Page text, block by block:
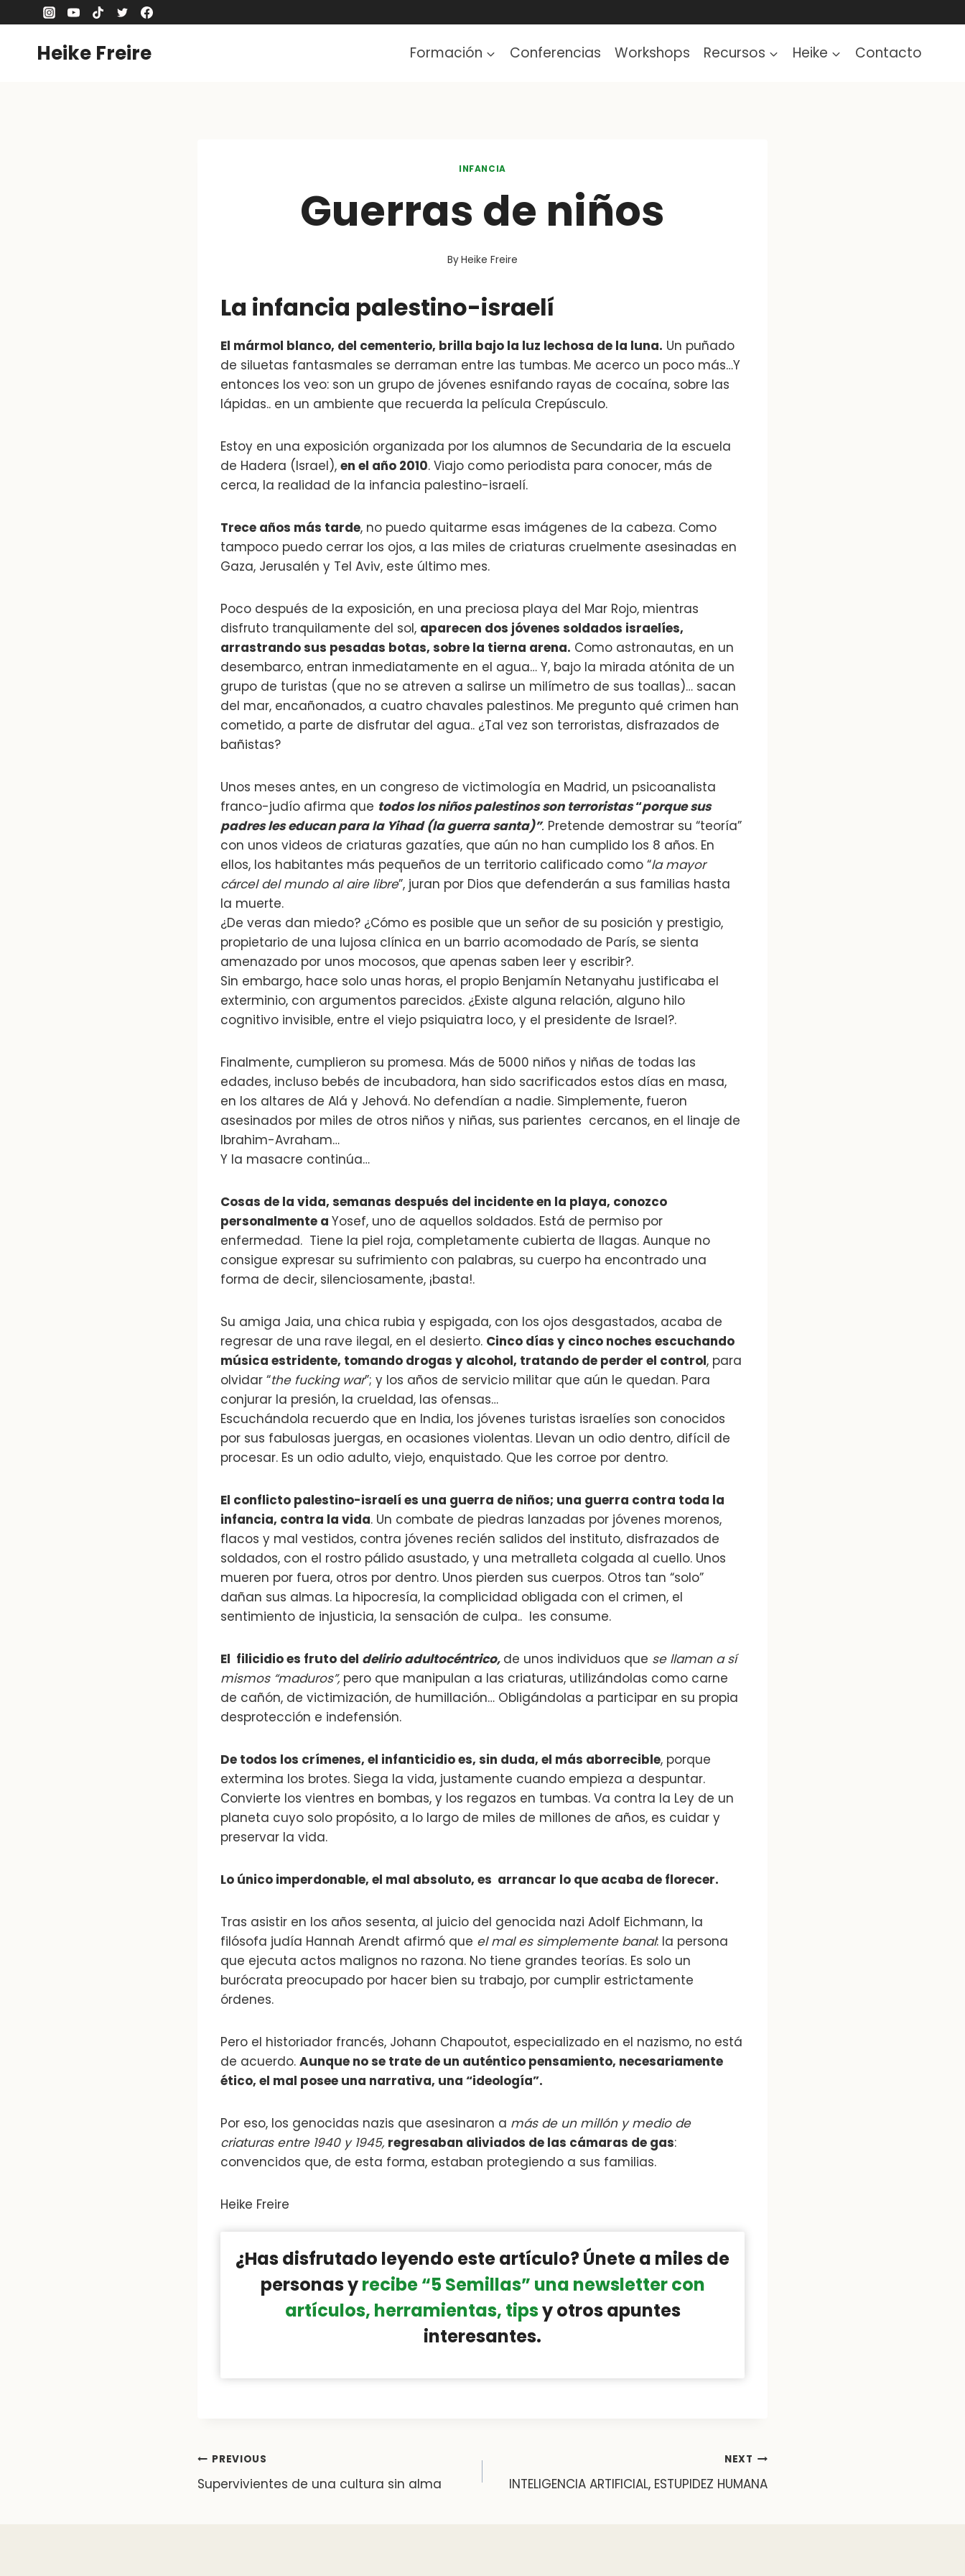
to
contentHeike Freire Formación Conferencias Workshops Recursos Heike Contacto
INFANCIA
Guerras de niños
ByHeike Freire
La infancia palestino-israelí
El mármol blanco, del cementerio, brilla bajo la luz lechosa de la luna. Un puñado
de siluetas fantasmales se derraman entre las tumbas. Me acerco un poco más…Y
entonces los veo: son un grupo de jóvenes esnifando rayas de cocaína, sobre las
lápidas.. en un ambiente que recuerda la película Crepúsculo.
Estoy en una exposición organizada por los alumnos de Secundaria de la escuela
de Hadera (Israel), en el año 2010. Viajo como periodista para conocer, más de
cerca, la realidad de la infancia palestino-israelí.
Trece años más tarde, no puedo quitarme esas imágenes de la cabeza. Como
tampoco puedo cerrar los ojos, a las miles de criaturas cruelmente asesinadas en
Gaza, Jerusalén y Tel Aviv, este último mes.
Poco después de la exposición, en una preciosa playa del Mar Rojo, mientras
disfruto tranquilamente del sol, aparecen dos jóvenes soldados israelíes,
arrastrando sus pesadas botas, sobre la tierna arena. Como astronautas, en un
desembarco, entran inmediatamente en el agua… Y, bajo la mirada atónita de un
grupo de turistas (que no se atreven a salirse un milímetro de sus toallas)… sacan
del mar, encañonados, a cuatro chavales palestinos. Me pregunto qué crimen han
cometido, a parte de disfrutar del agua.. ¿Tal vez son terroristas, disfrazados de
bañistas?
Unos meses antes, en un congreso de victimología en Madrid, un psicoanalista
franco-judío afirma que todos los niños palestinos son terroristas“porque sus
padres les educan para la Yihad (la guerra santa)”. Pretende demostrar su “teoría”
con unos videos de criaturas gazatíes, que aún no han cumplido los 8 años. En
ellos, los habitantes más pequeños de un territorio calificado como “la mayor
cárcel del mundo al aire libre”, juran por Dios que defenderán a sus familias hasta
la muerte.
¿De veras dan miedo? ¿Cómo es posible que un señor de su posición y prestigio,
propietario de una lujosa clínica en un barrio acomodado de París, se sienta
amenazado por unos mocosos, que apenas saben leer y escribir?.
Sin embargo, hace solo unas horas, el propio Benjamín Netanyahu justificaba el
exterminio, con argumentos parecidos. ¿Existe alguna relación, alguno hilo
cognitivo invisible, entre el viejo psiquiatra loco, y el presidente de Israel?.
Finalmente, cumplieron su promesa. Más de 5000 niños y niñas de todas las
edades, incluso bebés de incubadora, han sido sacrificados estos días en masa,
en los altares de Alá y Jehová. No defendían a nadie. Simplemente, fueron
asesinados por miles de otros niños y niñas, sus parientes cercanos, en el linaje de
Ibrahim-Avraham…
Y la masacre continúa…
Cosas de la vida, semanas después del incidente en la playa, conozco
personalmente a Yosef, uno de aquellos soldados. Está de permiso por
enfermedad. Tiene la piel roja, completamente cubierta de llagas. Aunque no
consigue expresar su sufrimiento con palabras, su cuerpo ha encontrado una
forma de decir, silenciosamente, ¡basta!.
Su amiga Jaia, una chica rubia y espigada, con los ojos desgastados, acaba de
regresar de una rave ilegal, en el desierto. Cinco días y cinco noches escuchando
música estridente, tomando drogas y alcohol, tratando de perder el control, para
olvidar “the fucking war”; y los años de servicio militar que aún le quedan. Para
conjurar la presión, la crueldad, las ofensas…
Escuchándola recuerdo que en India, los jóvenes turistas israelíes son conocidos
por sus fabulosas juergas, en ocasiones violentas. Llevan un odio dentro, difícil de
procesar. Es un odio adulto, viejo, enquistado. Que les corroe por dentro.
El conflicto palestino-israelí es una guerra de niños; una guerra contra toda la
infancia, contra la vida. Un combate de piedras lanzadas por jóvenes morenos,
flacos y mal vestidos, contra jóvenes recién salidos del instituto, disfrazados de
soldados, con el rostro pálido asustado, y una metralleta colgada al cuello. Unos
mueren por fuera, otros por dentro. Unos pierden sus cuerpos. Otros tan “solo”
dañan sus almas. La hipocresía, la complicidad obligada con el crimen, el
sentimiento de injusticia, la sensación de culpa.. les consume.
El filicidio es fruto del delirio adultocéntrico, de unos individuos que se llaman a sí
mismos “maduros”, pero que manipulan a las criaturas, utilizándolas como carne
de cañón, de victimización, de humillación… Obligándolas a participar en su propia
desprotección e indefensión.
De todos los crímenes, el infanticidio es, sin duda, el más aborrecible, porque
extermina los brotes. Siega la vida, justamente cuando empieza a despuntar.
Convierte los vientres en bombas, y los regazos en tumbas. Va contra la Ley de un
planeta cuyo solo propósito, a lo largo de miles de millones de años, es cuidar y
preservar la vida.
Lo único imperdonable, el mal absoluto, es arrancar lo que acaba de florecer.
Tras asistir en los años sesenta, al juicio del genocida nazi Adolf Eichmann, la
filósofa judía Hannah Arendt afirmó que el mal es simplemente banal: la persona
que ejecuta actos malignos no razona. No tiene grandes teorías. Es solo un
burócrata preocupado por hacer bien su trabajo, por cumplir estrictamente
órdenes.
Pero el historiador francés, Johann Chapoutot, especializado en el nazismo, no está
de acuerdo. Aunque no se trate de un auténtico pensamiento, necesariamente
ético, el mal posee una narrativa, una “ideología”.
Por eso, los genocidas nazis que asesinaron a más de un millón y medio de
criaturas entre 1940 y 1945, regresaban aliviados de las cámaras de gas:
convencidos que, de esta forma, estaban protegiendo a sus familias.
Heike Freire
¿Has disfrutado leyendo este artículo? Únete a miles de
personas yrecibe “5 Semillas” una newsletter con
artículos, herramientas, tipsy otros apuntes
interesantes.
Post
PREVIOUS
Supervivientes de una cultura sin alma
NEXT
INTELIGENCIA ARTIFICIAL, ESTUPIDEZ HUMANA